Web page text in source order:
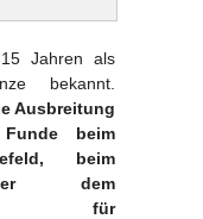
Jahren als
bekannt.
Ausbreitung
beim
beim
dem
für